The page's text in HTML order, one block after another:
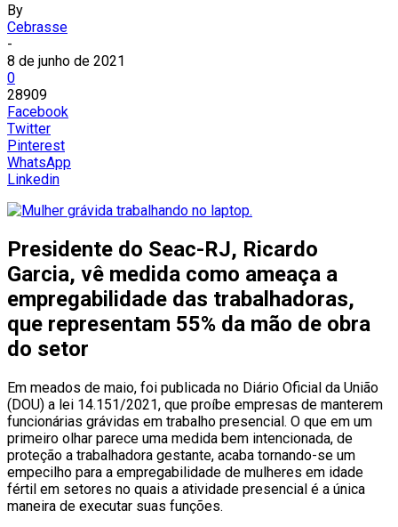
By
Cebrasse
-
8 de junho de 2021
0
28909
Facebook
Twitter
Pinterest
WhatsApp
Linkedin
Presidente do Seac-RJ, Ricardo
Garcia, vê medida como ameaça a
empregabilidade das trabalhadoras,
que representam 55% da mão de obra
do setor
Em meados de maio, foi publicada no Diário Oficial da União
(DOU) a lei 14.151/2021, que proíbe empresas de manterem
funcionárias grávidas em trabalho presencial. O que em um
primeiro olhar parece uma medida bem intencionada, de
proteção a trabalhadora gestante, acaba tornando-se um
empecilho para a empregabilidade de mulheres em idade
fértil em setores no quais a atividade presencial é a única
maneira de executar suas funções.